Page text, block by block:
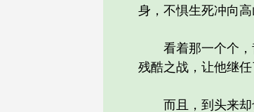
身，不惧生死冲向
看着那一个个，昔
残酷之战，让他继
而且，到头来却也